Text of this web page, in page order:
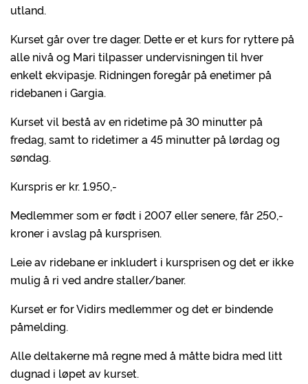
utland.
Kurset går over tre dager. Dette er et kurs for ryttere på
alle nivå og Mari tilpasser undervisningen til hver
enkelt ekvipasje. Ridningen foregår på enetimer på
ridebanen i Gargia.
Kurset vil bestå av en ridetime på 30 minutter på
fredag, samt to ridetimer a 45 minutter på lørdag og
søndag.
Kurspris er kr. 1.950,-
Medlemmer som er født i 2007 eller senere, får 250,-
kroner i avslag på kursprisen.
Leie av ridebane er inkludert i kursprisen og det er ikke
mulig å ri ved andre staller/baner.
Kurset er for Vidirs medlemmer og det er bindende
påmelding.
Alle deltakerne må regne med å måtte bidra med litt
dugnad i løpet av kurset.